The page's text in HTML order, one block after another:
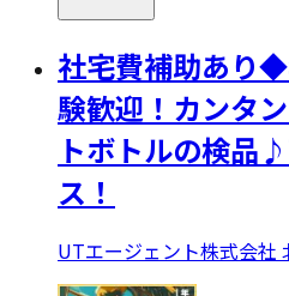
社宅費補助あり
験歓迎！カンタ
トボトルの検品
ス！
UTエージェント株式会社